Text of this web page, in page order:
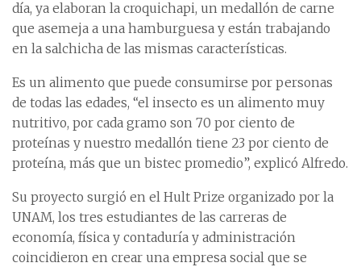
día, ya elaboran la croquichapi, un medallón de carne
que asemeja a una hamburguesa y están trabajando
en la salchicha de las mismas características.
Es un alimento que puede consumirse por personas
de todas las edades, “el insecto es un alimento muy
nutritivo, por cada gramo son 70 por ciento de
proteínas y nuestro medallón tiene 23 por ciento de
proteína, más que un bistec promedio”, explicó Alfredo.
Su proyecto surgió en el Hult Prize organizado por la
UNAM, los tres estudiantes de las carreras de
economía, física y contaduría y administración
coincidieron en crear una empresa social que se